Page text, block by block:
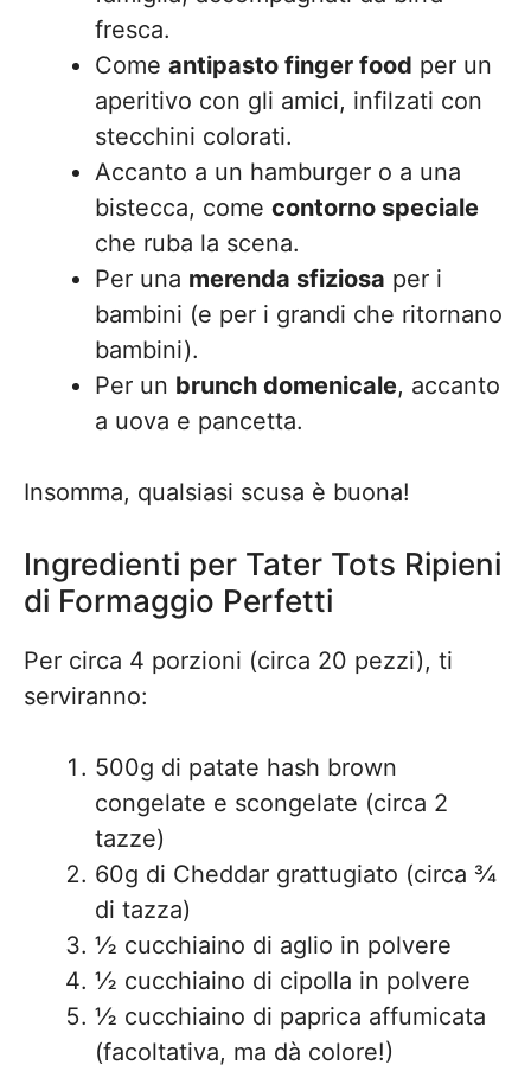
fresca.
Come antipasto finger food per un
aperitivo con gli amici, infilzati con
stecchini colorati.
Accanto a un hamburger o a una
bistecca, come contorno speciale
che ruba la scena.
Per una merenda sfiziosa per i
bambini (e per i grandi che ritornano
bambini).
Per un brunch domenicale, accanto
a uova e pancetta.
Insomma, qualsiasi scusa è buona!
Ingredienti per Tater Tots Ripieni
di Formaggio Perfetti
Per circa 4 porzioni (circa 20 pezzi), ti
serviranno:
500g di patate hash brown
congelate e scongelate (circa 2
tazze)
60g di Cheddar grattugiato (circa ¾
di tazza)
½ cucchiaino di aglio in polvere
½ cucchiaino di cipolla in polvere
½ cucchiaino di paprica affumicata
(facoltativa, ma dà colore!)